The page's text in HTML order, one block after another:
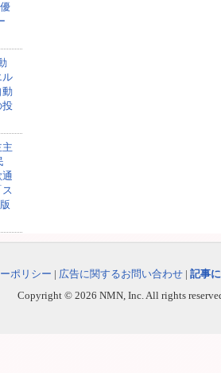
ル
動
投
ポリシー | 広告に関するお問い合わせ | 記事
Copyright © 2026 NMN, Inc. All rights